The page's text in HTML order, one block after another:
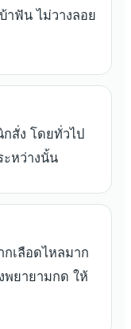
าฟัน ไม่วางลอย
สั่ง โดยทั่วไป
ะหว่างนั้น
เลือดไหลมาก
พยายามกด ให้